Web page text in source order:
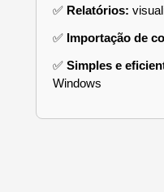
✅ Relatórios:
✅ Importação de
✅ Simples e
Windows